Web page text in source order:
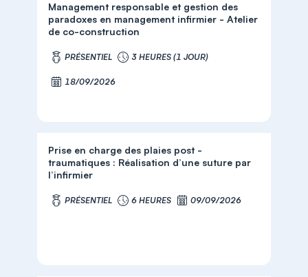
Management responsable et gestion des
paradoxes en management infirmier - Atelier
de co-construction
PRÉSENTIEL 3 HEURES (1 JOUR)
18/09/2026
Prise en charge des plaies post -
traumatiques : Réalisation d’une suture par
l’infirmier
PRÉSENTIEL 6 HEURES 09/09/2026